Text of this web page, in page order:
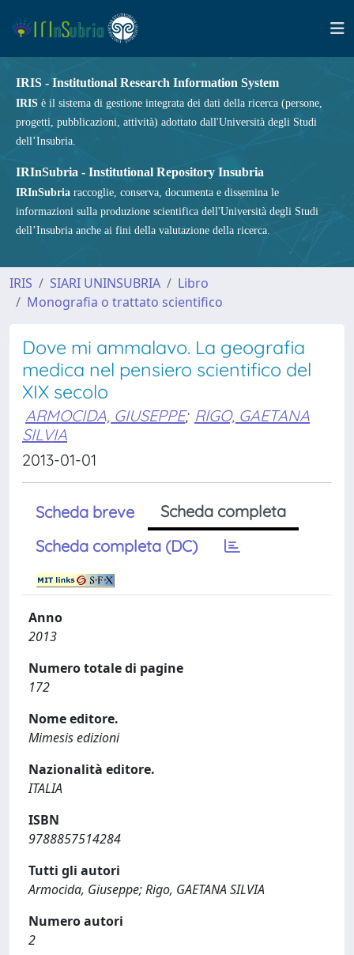
IRIS - Institutional Research Information System
IRIS è il sistema di gestione integrata dei dati della ricerca (persone,
progetti, pubblicazioni, attività) adottato dall'Università degli Studi
dell’Insubria.
IRInSubria - Institutional Repository Insubria
IRInSubria raccoglie, conserva, documenta e dissemina le
informazioni sulla produzione scientifica dell'Università degli Studi
dell’Insubria anche ai fini della valutazione della ricerca.
IRIS SIARI UNINSUBRIA
Libro
Monografia o trattato scientifico
Dove mi ammalavo. La geografia
medica nel pensiero scientifico del
XIX secolo
ARMOCIDA, GIUSEPPE; RIGO, GAETANA
SILVIA
2013-01-01
Scheda breve
Scheda completa
Scheda completa (DC)
Anno
2013
Numero totale di pagine
172
Nome editore.
Mimesis edizioni
Nazionalità editore.
ITALIA
ISBN
9788857514284
Tutti gli autori
Armocida, Giuseppe; Rigo, GAETANA SILVIA
Numero autori
2